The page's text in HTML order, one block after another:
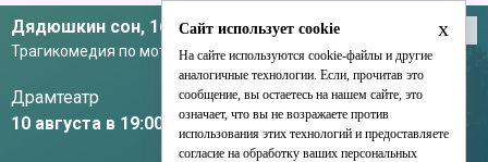
Дядюшкин сон, 16+
Трагикомедия по мотивам повести Ф.М. Достоевского
Драмтеатр
10 августа в 19:00
Театры
x
Сайт использует cookie
На сайте используются cookie-файлы и другие
аналогичные технологии. Если, прочитав это
сообщение, вы остаетесь на нашем сайте, это
означает, что вы не возражаете против
использования этих технологий и предоставляете
согласие на обработку ваших персональных